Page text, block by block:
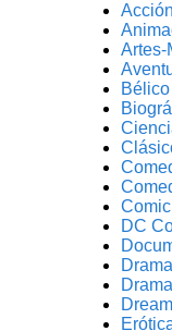
Acción
Artes-
Bélico
Comic
DC
Drama